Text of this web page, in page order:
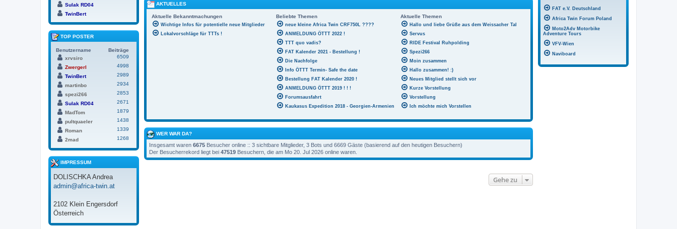
AKTUELLES
Aktuelle Bekanntmachungen Beliebte Themen Aktuelle Themen
Wichtige Infos für potentielle neue Mitglieder
Lokalvorschläge für TTTs !
neue kleine Africa Twin CRF750L ????
ANMELDUNG ÖTTT 2022 !
TTT quo vadis?
FAT Kalender 2021 - Bestellung !
Die Nachfolge
Info ÖTTT Termin- Safe the date
Bestellung FAT Kalender 2020 !
ANMELDUNG ÖTTT 2019 ! ! !
Forumsausfahrt
Kaukasus Expedition 2018 - Georgien-Armenien
Hallo und liebe Grüße aus dem Weissacher Tal
Servus
RIDE Festival Ruhpolding
Spezi266
Moin zusammen
Hallo zusammen! :)
Neues Mitglied stellt sich vor
Kurze Vorstellung
Vorstellung
Ich möchte mich Vorstellen
WER WAR DA?
Insgesamt waren 6675 Besucher online :: 3 sichtbare Mitglieder, 3 Bots und 6669 Gäste (basierend auf den heutigen Besuchern)
Der Besucherrekord liegt bei 47519 Besuchern, die am Mo 20. Jul 2026 online waren.
Gehe zu
Sulak RD04
TwinBert
TOP POSTER
Benutzername
Beiträge
xrvsiro
6509
Zwergerl
4998
TwinBert
2989
martinbo
2934
spezi266
2853
Sulak RD04
2671
MadTom
1879
pultquaeler
1438
Roman
1339
2mad
1268
IMPRESSUM
DOLISCHKA Andrea
admin@africa-twin.at
2102 Klein Engersdorf
Österreich
FAT e.V. Deutschland
Africa Twin Forum Poland
Moto2Adv Motorbike
Adventure Tours
VFV-Wien
Naviboard